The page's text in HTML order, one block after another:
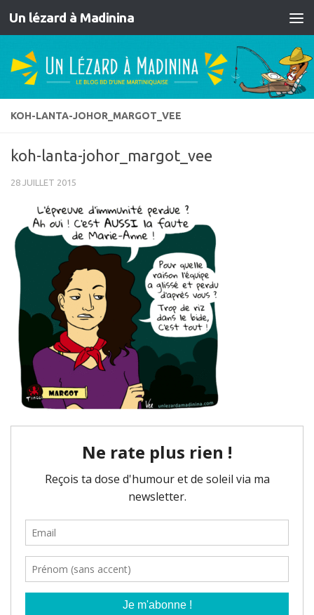
Skip to content
Un lézard à Madinina
KOH-LANTA-JOHOR_MARGOT_VEE
koh-lanta-johor_margot_vee
28 JUILLET 2015